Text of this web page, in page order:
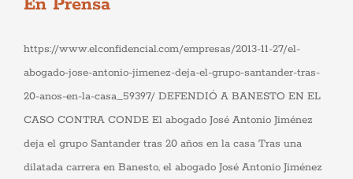
En Prensa
https://www.elconfidencial.com/empresas/2013-11-27/el-
abogado-jose-antonio-jimenez-deja-el-grupo-santander-tras-
20-anos-en-la-casa_59397/ DEFENDIÓ A BANESTO EN EL
CASO CONTRA CONDE El abogado José Antonio Jiménez
deja el grupo Santander tras 20 años en la casa Tras una
dilatada carrera en Banesto, el abogado José Antonio Jiménez